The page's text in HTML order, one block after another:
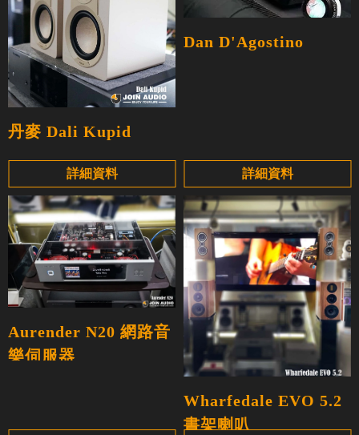
丹麥 Dali Kupid
詳細資料
Dan D'Agostino
詳細資料
Aurender N20 網路音
樂伺服器
Wharfedale EVO 5.2
書架喇叭